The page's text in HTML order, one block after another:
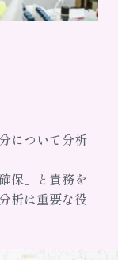
について分析
保」と責務を
析は重要な役